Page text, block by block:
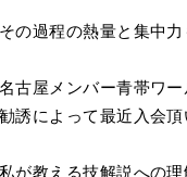
その過程の熱量と集中力
名古屋メンバー青帯ワ
勧誘によって最近入会
私が教える技解説への